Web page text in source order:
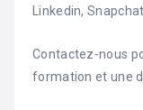
Linkedin,
Contactez-nous
formation et une